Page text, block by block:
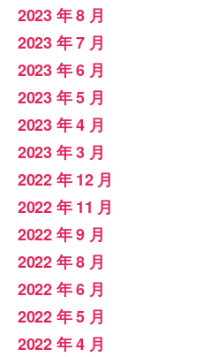
2023 年 8 月
2023 年 7 月
2023 年 6 月
2023 年 5 月
2023 年 4 月
2023 年 3 月
2022 年 12 月
2022 年 11 月
2022 年 9 月
2022 年 8 月
2022 年 6 月
2022 年 5 月
2022 年 4 月